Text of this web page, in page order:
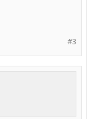
#3